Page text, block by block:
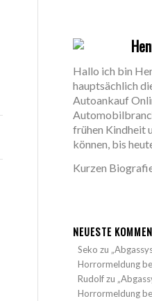
Hallo ich bin
hauptsächlich
Autoankauf
frühen Kindheit
können, bis
Kurzen
NEUESTE
Seko zu
Horrormeldung
Rudolfzu
Horrormeldung